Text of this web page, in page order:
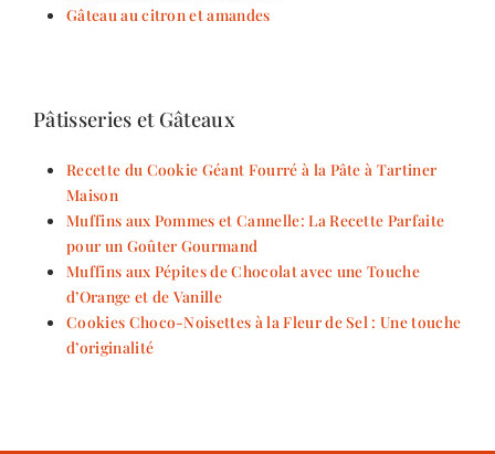
Gâteau au citron et amandes
Pâtisseries et Gâteaux
Recette du Cookie Géant Fourré à la Pâte à Tartiner
Maison
Muffins aux Pommes et Cannelle: La Recette Parfaite
pour un Goûter Gourmand
Muffins aux Pépites de Chocolat avec une Touche
d’Orange et de Vanille
Cookies Choco-Noisettes à la Fleur de Sel : Une touche
d’originalité